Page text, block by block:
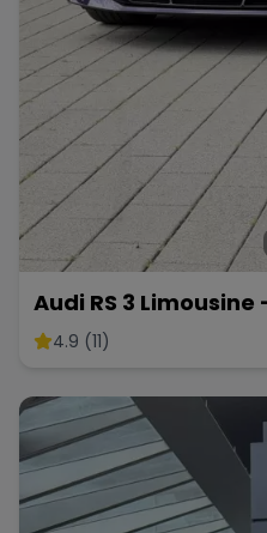
Audi RS 3 Limousine
4.9 (11)